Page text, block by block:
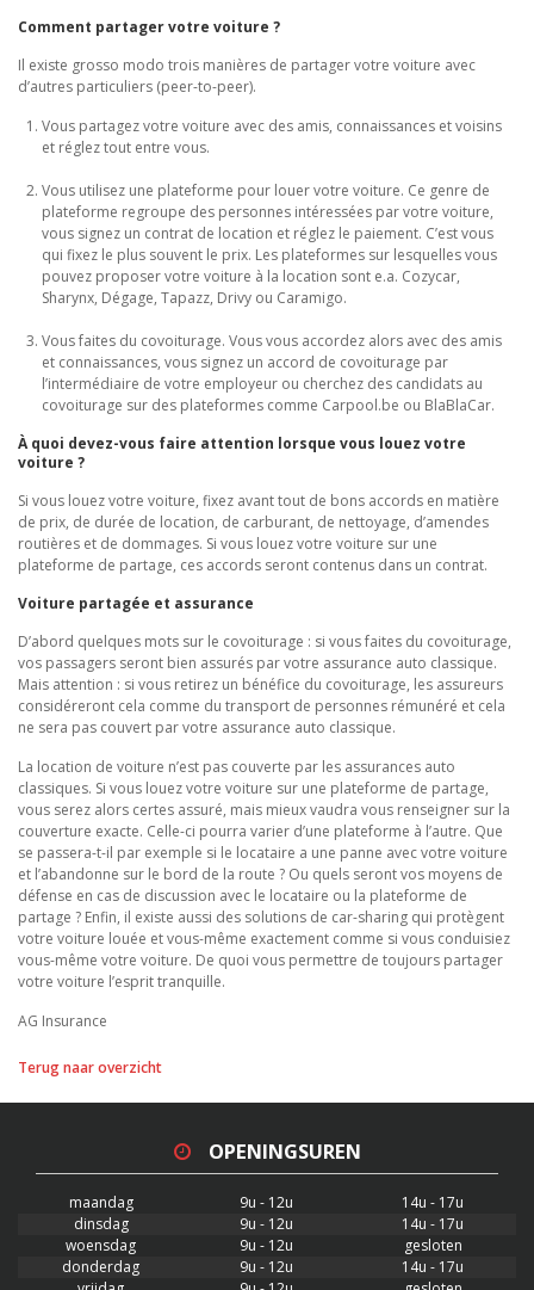
Comment partager votre voiture ?
Il existe grosso modo trois manières de partager votre voiture avec
d’autres particuliers (peer-to-peer).
Vous partagez votre voiture avec des amis, connaissances et voisins
et réglez tout entre vous.
Vous utilisez une plateforme pour louer votre voiture. Ce genre de
plateforme regroupe des personnes intéressées par votre voiture,
vous signez un contrat de location et réglez le paiement. C’est vous
qui fixez le plus souvent le prix. Les plateformes sur lesquelles vous
pouvez proposer votre voiture à la location sont e.a. Cozycar,
Sharynx, Dégage, Tapazz, Drivy ou Caramigo.
Vous faites du covoiturage. Vous vous accordez alors avec des amis
et connaissances, vous signez un accord de covoiturage par
l’intermédiaire de votre employeur ou cherchez des candidats au
covoiturage sur des plateformes comme Carpool.be ou BlaBlaCar.
À quoi devez-vous faire attention lorsque vous louez votre
voiture ?
Si vous louez votre voiture, fixez avant tout de bons accords en matière
de prix, de durée de location, de carburant, de nettoyage, d’amendes
routières et de dommages. Si vous louez votre voiture sur une
plateforme de partage, ces accords seront contenus dans un contrat.
Voiture partagée et assurance
D’abord quelques mots sur le covoiturage : si vous faites du covoiturage,
vos passagers seront bien assurés par votre assurance auto classique.
Mais attention : si vous retirez un bénéfice du covoiturage, les assureurs
considéreront cela comme du transport de personnes rémunéré et cela
ne sera pas couvert par votre assurance auto classique.
La location de voiture n’est pas couverte par les assurances auto
classiques. Si vous louez votre voiture sur une plateforme de partage,
vous serez alors certes assuré, mais mieux vaudra vous renseigner sur la
couverture exacte. Celle-ci pourra varier d’une plateforme à l’autre. Que
se passera-t-il par exemple si le locataire a une panne avec votre voiture
et l’abandonne sur le bord de la route ? Ou quels seront vos moyens de
défense en cas de discussion avec le locataire ou la plateforme de
partage ? Enfin, il existe aussi des solutions de car-sharing qui protègent
votre voiture louée et vous-même exactement comme si vous conduisiez
vous-même votre voiture. De quoi vous permettre de toujours partager
votre voiture l’esprit tranquille.
AG Insurance
Terug naar overzicht
OPENINGSUREN
maandag 9u - 12u
14u - 17u
dinsdag
9u - 12u
14u - 17u
woensdag
9u - 12u
gesloten
donderdag
9u - 12u
14u - 17u